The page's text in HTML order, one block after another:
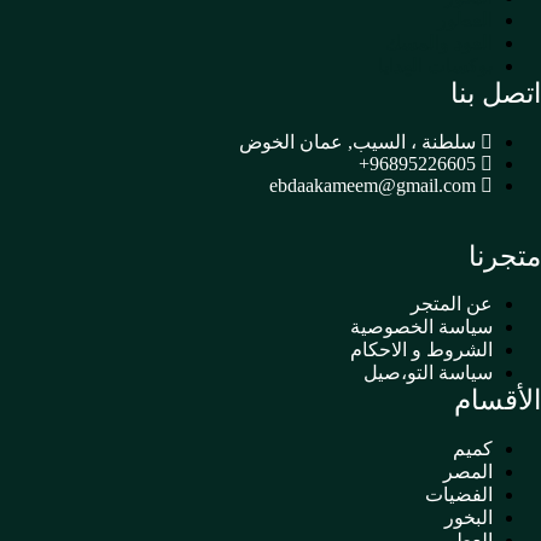
اتصل بنا
سلطنة ، السيب, عمان الخوض
96895226605+
ebdaakameem@gmail.com
متجرنا
عن المتجر
سياسة الخصوصية
الشروط و الاحكام
سياسة التو،صيل
الأقسام
كميم
المصر
الفضيات
البخور